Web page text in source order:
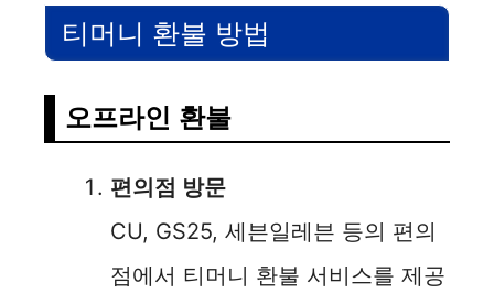
티머니 환불 방법
오프라인 환불
편의점 방문
CU, GS25, 세븐일레븐 등의 편의
점에서 티머니 환불 서비스를 제공